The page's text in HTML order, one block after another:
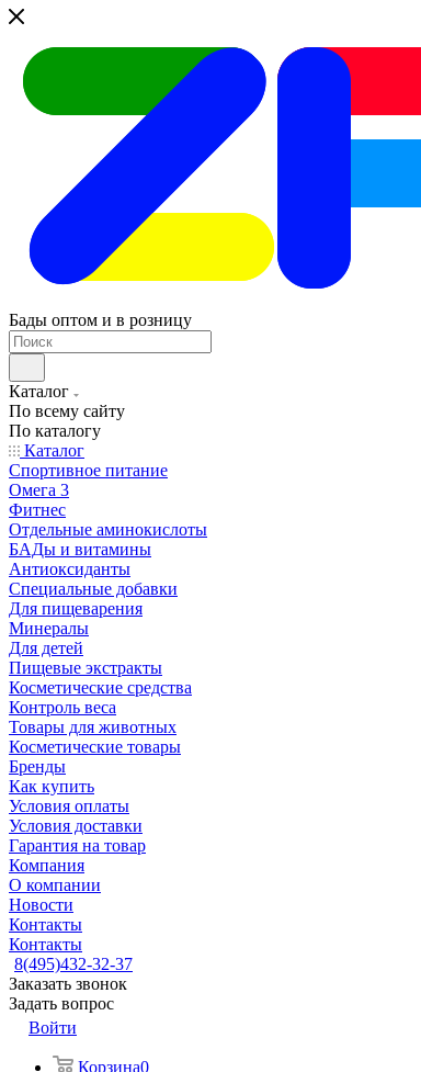
Бады оптом и в розницу
Каталог
По всему сайту
По каталогу
Каталог
Спортивное питание
Омега 3
Фитнес
Отдельные аминокислоты
БАДы и витамины
Антиоксиданты
Специальные добавки
Для пищеварения
Минералы
Для детей
Пищевые экстракты
Косметические средства
Контроль веса
Товары для животных
Косметические товары
Бренды
Как купить
Условия оплаты
Условия доставки
Гарантия на товар
Компания
О компании
Новости
Контакты
Контакты
8(495)432-32-37
Заказать звонок
Задать вопрос
Войти
Корзина0